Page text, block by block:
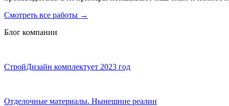
Смотреть все работы →
Блог компании
СтройДизайн комплектует 2023 год
Отделочные материалы. Нынешние реалии